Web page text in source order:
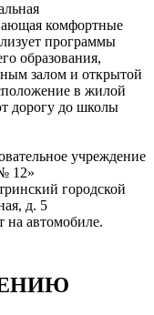
комфортные
программы
образования,
залом и открытой
в жилой
дорогу до школы
учреждение
12»
городской
д. 5
на автомобиле.